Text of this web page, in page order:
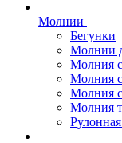
Молнии
Бегунки
Молнии
Молния
Молния
Молния
Молния